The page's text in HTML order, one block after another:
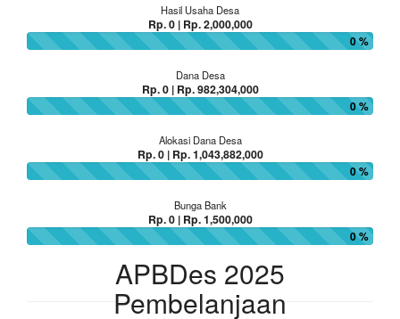
Hasil Usaha Desa
Rp. 0 | Rp. 2,000,000
0 %
Dana Desa
Rp. 0 | Rp. 982,304,000
0 %
Alokasi Dana Desa
Rp. 0 | Rp. 1,043,882,000
0 %
Bunga Bank
Rp. 0 | Rp. 1,500,000
0 %
APBDes 2025
Pembelanjaan